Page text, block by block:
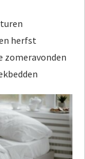
herfst
zomeravonden